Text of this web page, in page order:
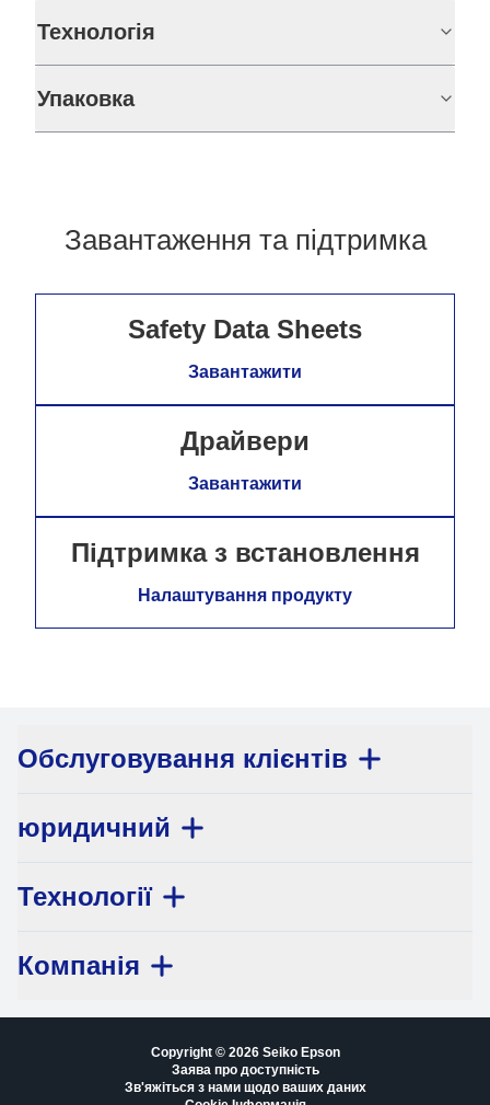
Технологія
Упаковка
Завантаження та підтримка
Safety Data Sheets
Завантажити
Драйвери
Завантажити
Підтримка з встановлення
Налаштування продукту
Обслуговування клієнтів
юридичний
Технології
Компанія
Copyright © 2026 Seiko Epson
Заява про доступність
Зв'яжіться з нами щодо ваших даних